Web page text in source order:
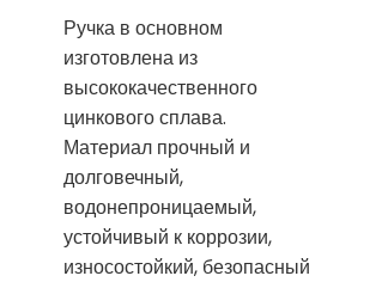
Ручка в основном
изготовлена из
высококачественного
цинкового сплава.
Материал прочный и
долговечный,
водонепроницаемый,
устойчивый к коррозии,
износостойкий, безопасный